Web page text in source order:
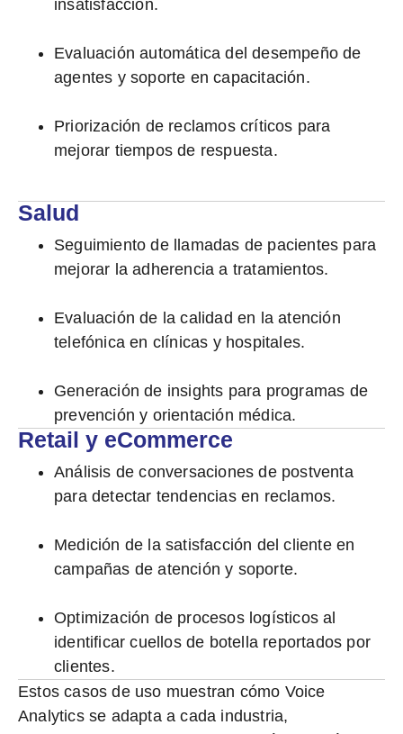
insatisfacción.
Evaluación automática del desempeño de
agentes y soporte en capacitación.
Priorización de reclamos críticos para
mejorar tiempos de respuesta.
Salud
Seguimiento de llamadas de pacientes para
mejorar la adherencia a tratamientos.
Evaluación de la calidad en la atención
telefónica en clínicas y hospitales.
Generación de insights para programas de
prevención y orientación médica.
Retail y eCommerce
Análisis de conversaciones de postventa
para detectar tendencias en reclamos.
Medición de la satisfacción del cliente en
campañas de atención y soporte.
Optimización de procesos logísticos al
identificar cuellos de botella reportados por
clientes.
Estos casos de uso muestran cómo Voice
Analytics se adapta a cada industria,